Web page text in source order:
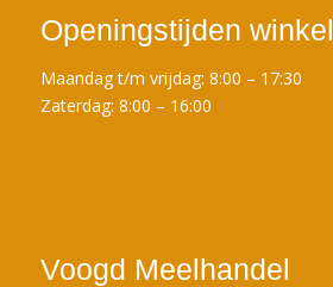
Openingstijden winkel
Maandag t/m vrijdag: 8:00 – 17:30
Zaterdag: 8:00 – 16:00
Voogd Meelhandel